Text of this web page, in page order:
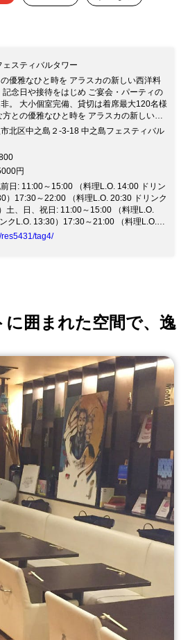
ェスティバルタワー
優雅なひと時を アラスカの新しい西洋料
念日や接待をはじめ ご宴会・パーティの
。 大小個室完備、貸切は着席最大120名様
方との優雅なひと時を アラスカの新しい西
… 記念日や接待をはじめ ご宴会・パーテ
是非。 大小個室完備、貸切は着席最大120
ション、歓送迎会 結婚式の披露パーティ
各種パーティー等、様々なシーンでご利
プロジェクターあり) 【中之島フェスティバ
始まるレストランアラスカの新たなる伝統
ランアラスカが、全く新しいコンセプトで
ました。 93年間この大阪の地で愛されて
わいは大切にしながらも、 新たなる息吹
北区中之島２-3-18 中之島フェスティバル
円
日: 11:00～15:00 （料理L.O. 14:00 ドリン
）17:30～22:00 （料理L.O. 20:30 ドリンク
土、日、祝日: 11:00～15:00 （料理L.O.
クL.O. 13:30）17:30～21:00 （料理L.O.
クL.O. 20:00）
tag4/
囲まれた空間で、逸